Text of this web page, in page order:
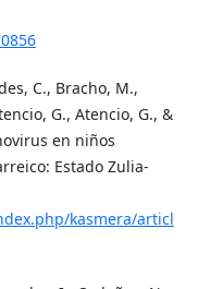
C., Bracho, M.,
G., Atencio, G., &
en niños
Estado Zulia-
kasmera/articl